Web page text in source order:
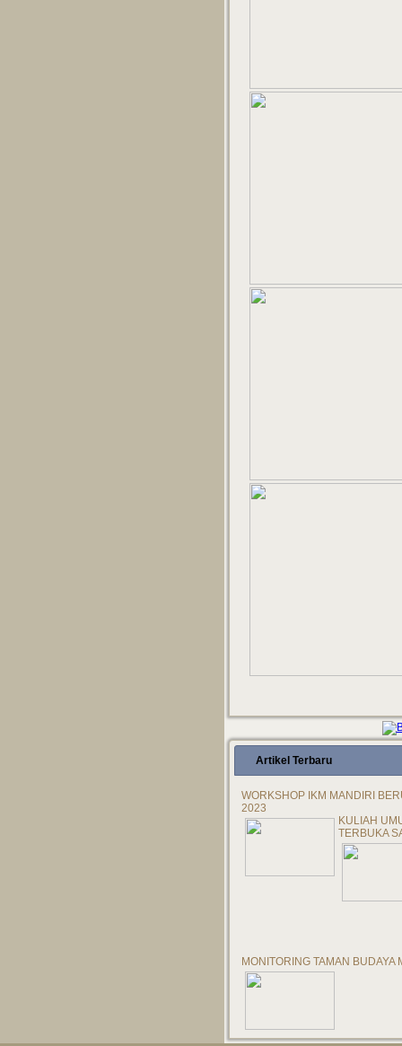
Artikel Terbaru
WORKSHOP IKM MANDIRI
2023
KULIAH
TERBUKA
MONITORING TAMAN